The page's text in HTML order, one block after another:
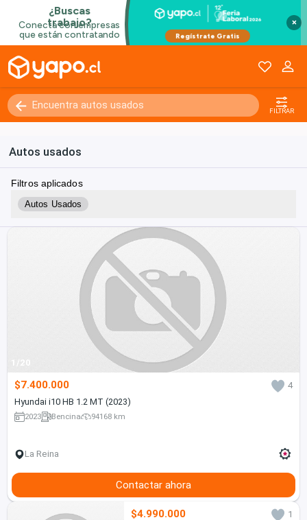
×
FILTRAR
Autos usados
Filtros aplicados
Autos Usados
1/20
$7.400.000
4
Hyundai i10 HB 1.2 MT (2023)
2023 Bencina 94168 km
La Reina
Contactar ahora
$4.990.000
1